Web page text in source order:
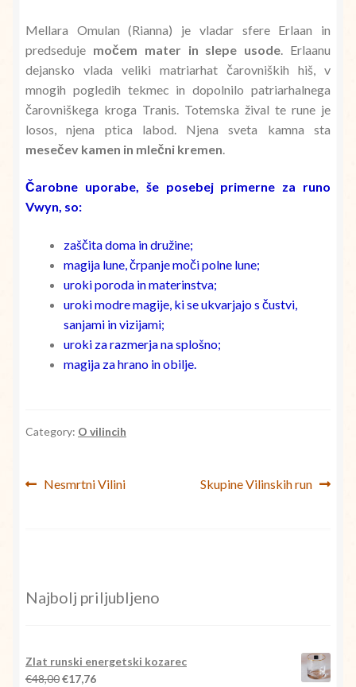
Mellara Omulan (Rianna) je vladar sfere Erlaan in
predseduje močem mater in slepe usode . Erlaanu
dejansko vlada veliki matriarhat čarovniških hiš, v
mnogih pogledih tekmec in dopolnilo patriarhalnega
čarovniškega kroga Tranis. Totemska žival te rune je
losos, njena ptica labod. Njena sveta kamna sta
mesečev kamen in mlečni kremen
Čarobne uporabe, še posebej primerne za runo
Vwyn, so:
zaščita doma in družine;
magija lune, črpanje moči polne lune;
uroki poroda in materinstva;
uroki modre magije, ki se ukvarjajo s čustvi,
sanjami in vizijami;
uroki za razmerja na splošno;
magija za hrano in obilje.
Category: O vilincih
Navigacija
Previous
Nesmrtni Vilini
Next
Skupine Vilinskih run
Najbolj priljubljeno
Zlat runski energetski kozarec
€48,00Izvirna
€17,76Trenutna